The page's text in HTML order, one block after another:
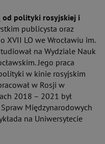
od polityki rosyjskiej i
publicysta oraz
XVII LO we Wrocławiu im.
na Wydziale Nauk
Jego praca
w kinie rosyjskim
w Rosji w
2018 – 2021 był
Międzynarodowych
na Uniwersytecie